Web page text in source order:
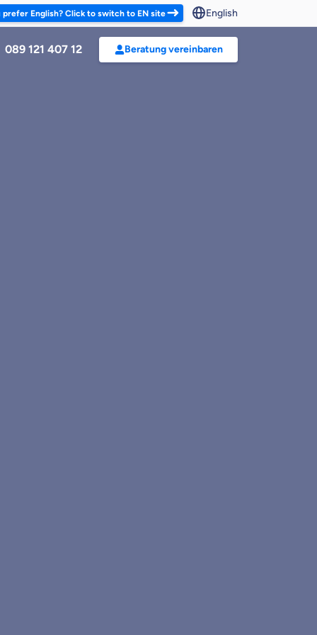
prefer English? Click to switch to EN site English
089 121 407 12 Beratung vereinbaren